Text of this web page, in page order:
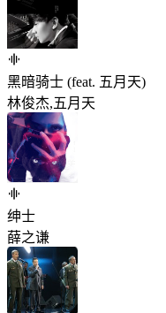
黑暗骑士 (feat. 五月天)
林俊杰,五月天
绅士
薛之谦